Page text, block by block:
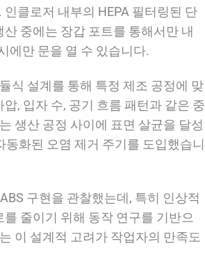
클로저 내부의 HEPA 필터링된 단
중에는 장갑 포트를 통해서만 내
에만 문을 열 수 있습니다.
식 설계를 통해 특정 제조 공정에 맞
, 입자 수, 공기 흐름 패턴과 같은 중
생산 공정 사이에 표면 살균을 달성
화된 오염 제거 주기를 도입했습니
구현을 관찰했는데, 특히 인상적
줄이기 위해 동작 연구를 기반으
이 설계적 고려가 작업자의 만족도